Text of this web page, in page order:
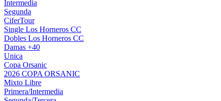
Intermedia
Segunda
CiferTour
Single Los Horneros CC
Dobles Los Horneros CC
Damas +40
Unica
Copa Orsanic
2026 COPA ORSANIC
Mixto Libre
Primera/Intermedia